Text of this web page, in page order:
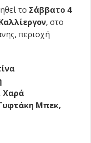
το Σάββατο 4
, στο
περιοχή
Χαρά
Μπεκ,